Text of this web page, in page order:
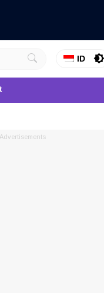
ID
Advertisements